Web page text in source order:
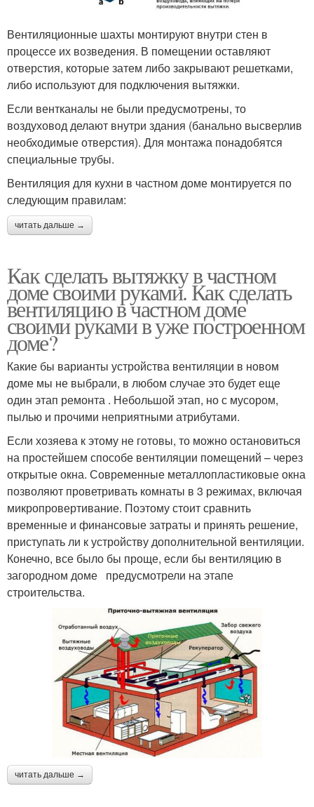
Вентиляционные шахты монтируют внутри стен в
процессе их возведения. В помещении оставляют
отверстия, которые затем либо закрывают решетками,
либо используют для подключения вытяжки.
Если вентканалы не были предусмотрены, то
воздуховод делают внутри здания (банально высверлив
необходимые отверстия). Для монтажа понадобятся
специальные трубы.
Вентиляция для кухни в частном доме монтируется по
следующим правилам:
читать дальше →
Как сделать вытяжку в частном
доме своими руками. Как сделать
вентиляцию в частном доме
своими руками в уже построенном
доме?
Какие бы варианты устройства вентиляции в новом
доме мы не выбрали, в любом случае это будет еще
один этап ремонта . Небольшой этап, но с мусором,
пылью и прочими неприятными атрибутами.
Если хозяева к этому не готовы, то можно остановиться
на простейшем способе вентиляции помещений – через
открытые окна. Современные металлопластиковые окна
позволяют проветривать комнаты в 3 режимах, включая
микропровертивание. Поэтому стоит сравнить
временные и финансовые затраты и принять решение,
приступать ли к устройству дополнительной вентиляции.
Конечно, все было бы проще, если бы вентиляцию в
загородном доме предусмотрели на этапе
строительства.
читать дальше →